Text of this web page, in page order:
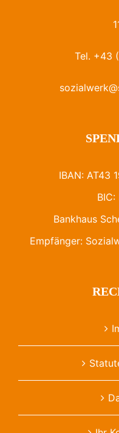
Tel. +43
IBAN: AT43
BIC:
Bankhaus
Empfänger: